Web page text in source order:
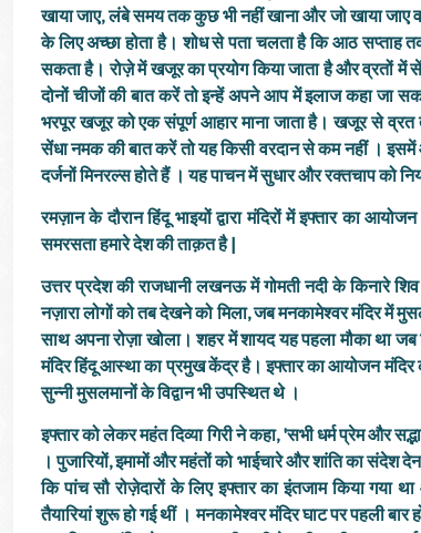
खाया जाए, लंबे समय तक कुछ भी नहीं खाना और जो खाया जाए
के लिए अच्छा होता है। शोध से पता चलता है कि आठ
सकता है। रोज़े में खजूर का प्रयोग किया जाता है और व्रतों में
दोनों चीजों की बात करें तो इन्हें अपने आप में इलाज कहा जा
भरपूर खजूर को एक संपूर्ण आहार माना जाता है। खजूर से
सेंधा नमक की बात करें तो यह किसी वरदान से कम नहीं ।
दर्जनों मिनरल्स होते हैं । यह पाचन में सुधार और रक्तचाप को
रमज़ान के दौरान हिंदू भाइयों द्वारा मंदिरों में इफ्तार का
समरसता हमारे देश की ताक़त है |
उत्तर प्रदेश की राजधानी लखनऊ में गोमती नदी के किनारे
नज़ारा लोगों को तब देखने को मिला, जब मनकामेश्वर मंदिर में
साथ अपना रोज़ा खोला। शहर में शायद यह पहला मौका था जब
मंदिर हिंदू आस्था का प्रमुख केंद्र है। इफ्तार का आयोजन मंदिर
सुन्नी मुसलमानों के विद्वान भी उपस्थित थे ।
इफ्तार को लेकर महंत दिव्या गिरी ने कहा, 'सभी धर्म प्रेम और
। पुजारियों, इमामों और महंतों को भाईचारे और शांति का संदेश
कि पांच सौ रोज़ेदारों के लिए इफ्तार का इंतजाम किया गया
तैयारियां शुरू हो गई थीं । मनकामेश्वर मंदिर घाट पर पहली